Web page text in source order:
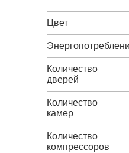
Цвет
Количество
дверей
Количество
камер
Количество
компрессоров